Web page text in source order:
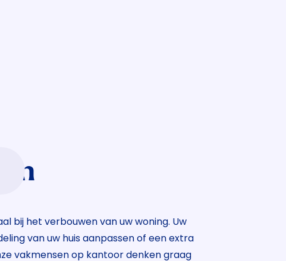
bij het verbouwen van uw woning. Uw
van uw huis aanpassen of een extra
vakmensen op kantoor denken graag
door kunststof? Van enkel glas naar
begelazing? Onze renovatiespecialist
met u en brengt de renovatie tot in
andere onderhoudswerkzaamheden
voor u uit. Door tijdig onderhoud
van onderdelen. Vraag vrijblijvend